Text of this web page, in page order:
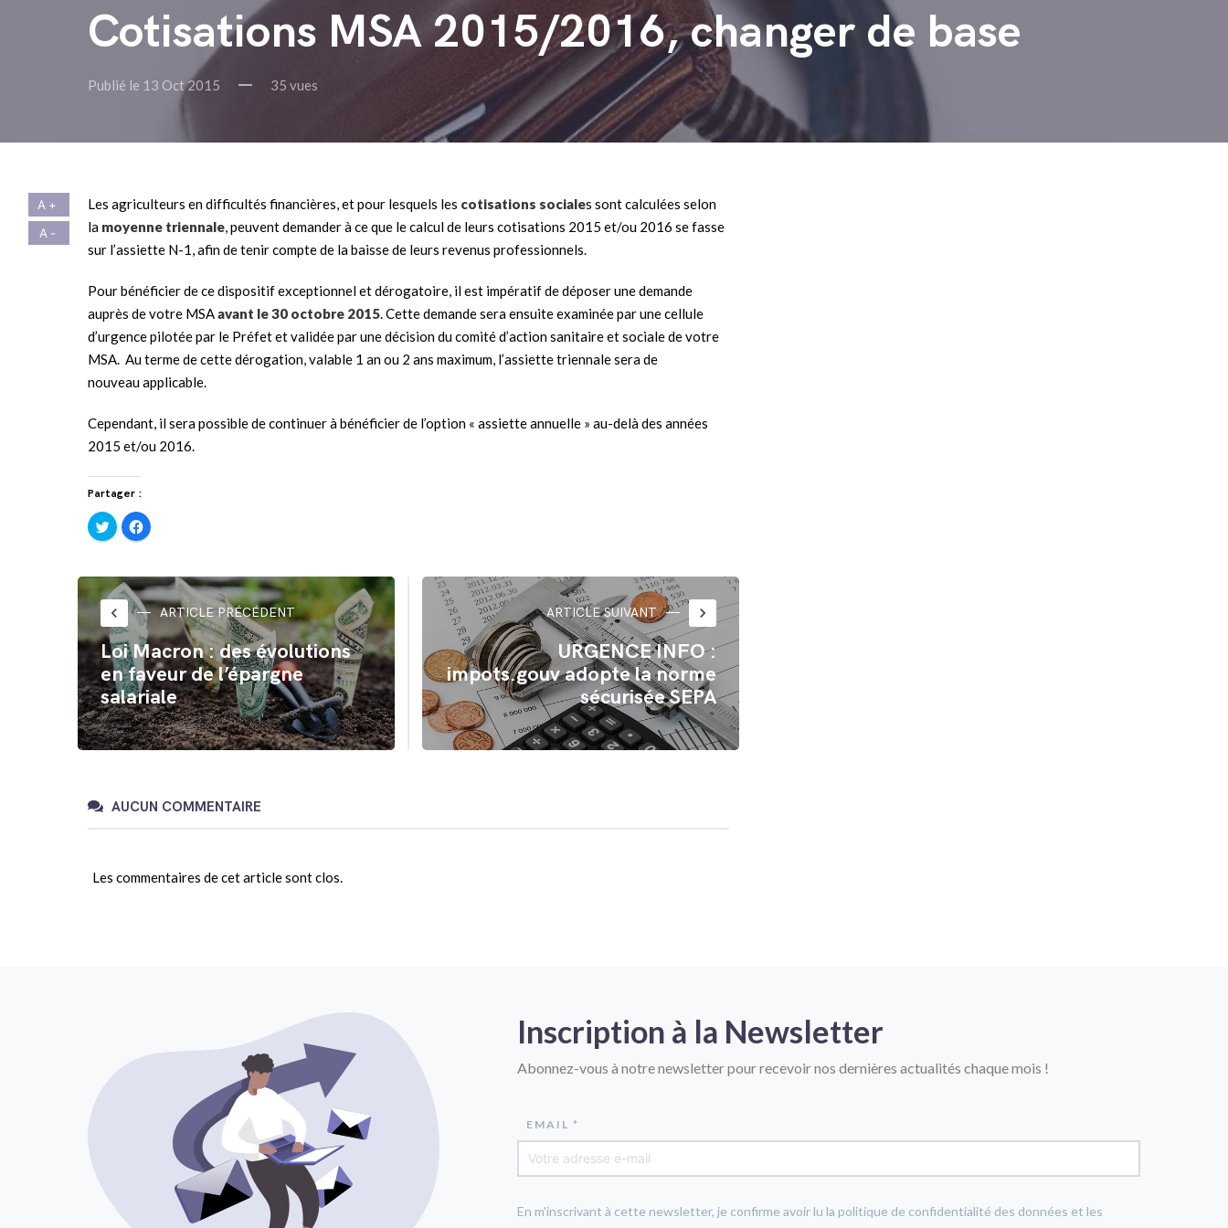
Cotisations MSA 2015/2016, changer de base
Publié le 13 Oct 2015 35 vues
Les agriculteurs en difficultés financières, et pour lesquels les cotisations sociales sont calculées selon
la moyenne triennale, peuvent demander à ce que le calcul de leurs cotisations 2015 et/ou 2016 se fasse
sur l’assiette N-1, afin de tenir compte de la baisse de leurs revenus professionnels.
Pour bénéficier de ce dispositif exceptionnel et dérogatoire, il est impératif de déposer une demande
auprès de votre MSAavant le 30 octobre 2015. Cette demande sera ensuite examinée par une cellule
d’urgence pilotée par le Préfet et validée par une décision du comité d’action sanitaire et sociale de votre
MSA. Au terme de cette dérogation, valable 1 an ou 2 ans maximum, l’assiette triennale sera de
nouveau applicable.
Cependant, il sera possible de continuer à bénéficier de l’option « assiette annuelle » au-delà des années
2015 et/ou 2016.
Partager :
Cliquez
pour
partager
dans
une
nouvelle
fenêtre)
Cliquez
pour
partager
dans
une
nouvelle
fenêtre)
keyboard_arrow_left ARTICLE PRÉCÉDENT
Loi Macron : des évolutions
en faveur de l’épargne
salariale
ARTICLE SUIVANT keyboard_arrow_right
URGENCE INFO :
impots.gouv adopte la norme
sécurisée SEPA
AUCUN COMMENTAIRE
Les commentaires de cet article sont clos.
Inscription à la Newsletter
Abonnez-vous à notre newsletter pour recevoir nos dernières actualités chaque mois !
EMAIL *
En m'inscrivant à cette newsletter, je confirme avoir lu la politique de confidentialité des données et les